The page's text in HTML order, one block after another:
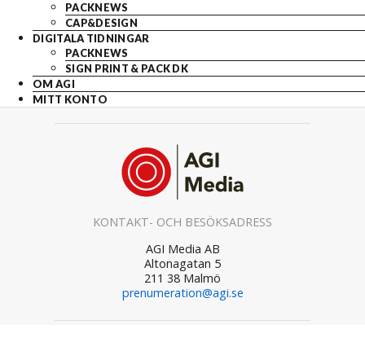
PACKNEWS
CAP&DESIGN
DIGITALA TIDNINGAR
PACKNEWS
SIGN PRINT & PACK DK
OM AGI
MITT KONTO
KONTAKT- OCH BESÖKSADRESS
AGI Media AB
Altonagatan 5
211 38 Malmö
prenumeration@agi.se